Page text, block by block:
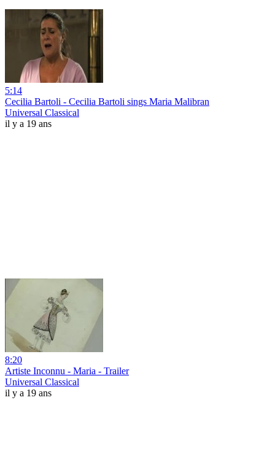
5:14
Cecilia Bartoli - Cecilia Bartoli sings Maria Malibran
Universal Classical
il y a 19 ans
8:20
Artiste Inconnu - Maria - Trailer
Universal Classical
il y a 19 ans